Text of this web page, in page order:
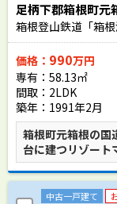
足柄下郡箱根町元
箱根登山鉄道「箱
価格： 990万円
専有：58.13㎡
間取：2LDK
築年：1991年2月
箱根町元箱根の国
台に建つリゾート
中古一戸建て